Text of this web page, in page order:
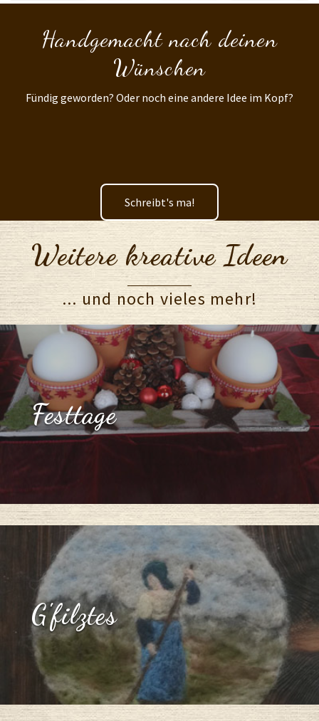
Handgemacht nach deinen
Wünschen
Fündig geworden? Oder noch eine andere Idee im Kopf?
Schreibt's ma!
Weitere kreative Ideen
... und noch vieles mehr!
Festtage
G'filztes